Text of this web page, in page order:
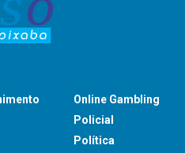
Online Gambling
Policial
Política